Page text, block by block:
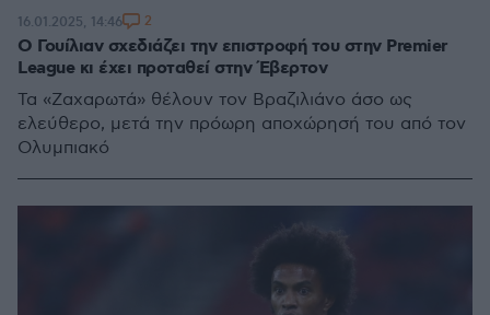
O Γουίλιαν σχεδιάζει την επιστροφή του στην Premier
League κι έχει προταθεί στην Έβερτον
Τα «Ζαχαρωτά» θέλουν τον Βραζιλιάνο άσο ως
ελεύθερο, μετά την πρόωρη αποχώρησή του από τον
Ολυμπιακό
16.01.2025, 14:46 2